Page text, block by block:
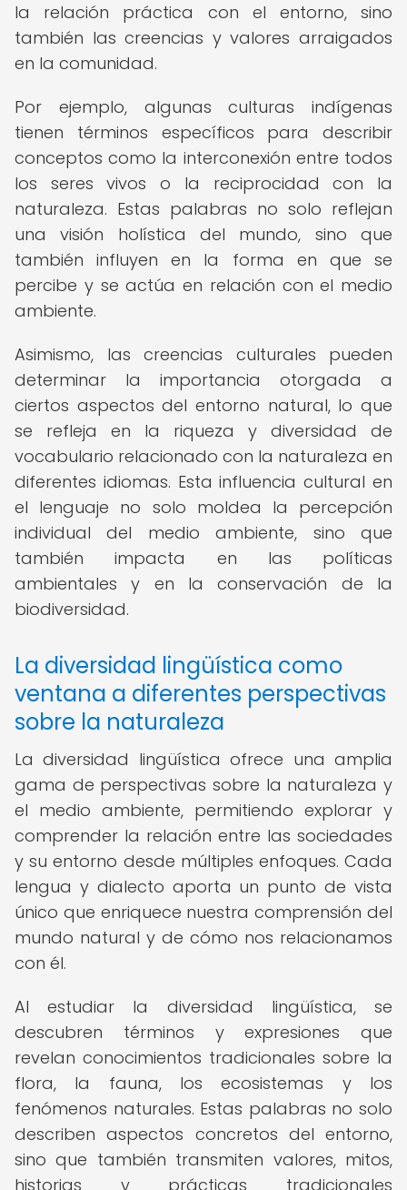
la relación práctica con el entorno, sino
también las creencias y valores arraigados
en la comunidad.
Por ejemplo, algunas culturas indígenas
tienen términos específicos para describir
conceptos como la interconexión entre todos
los seres vivos o la reciprocidad con la
naturaleza. Estas palabras no solo reflejan
una visión holística del mundo, sino que
también influyen en la forma en que se
percibe y se actúa en relación con el medio
ambiente.
Asimismo, las creencias culturales pueden
determinar la importancia otorgada a
ciertos aspectos del entorno natural, lo que
se refleja en la riqueza y diversidad de
vocabulario relacionado con la naturaleza en
diferentes idiomas. Esta influencia cultural en
el lenguaje no solo moldea la percepción
individual del medio ambiente, sino que
también impacta en las políticas
ambientales y en la conservación de la
biodiversidad.
La diversidad lingüística como
ventana a diferentes perspectivas
sobre la naturaleza
La diversidad lingüística ofrece una amplia
gama de perspectivas sobre la naturaleza y
el medio ambiente, permitiendo explorar y
comprender la relación entre las sociedades
y su entorno desde múltiples enfoques. Cada
lengua y dialecto aporta un punto de vista
único que enriquece nuestra comprensión del
mundo natural y de cómo nos relacionamos
con él.
Al estudiar la diversidad lingüística, se
descubren términos y expresiones que
revelan conocimientos tradicionales sobre la
flora, la fauna, los ecosistemas y los
fenómenos naturales. Estas palabras no solo
describen aspectos concretos del entorno,
sino que también transmiten valores, mitos,
historias y prácticas tradicionales